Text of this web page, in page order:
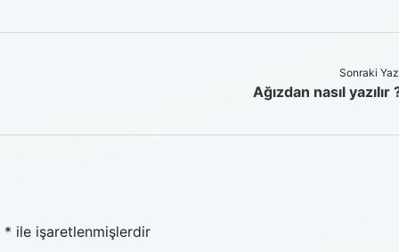
Sonraki
Ağızdan nasıl yazılır
* ile işaretlenmişlerdir